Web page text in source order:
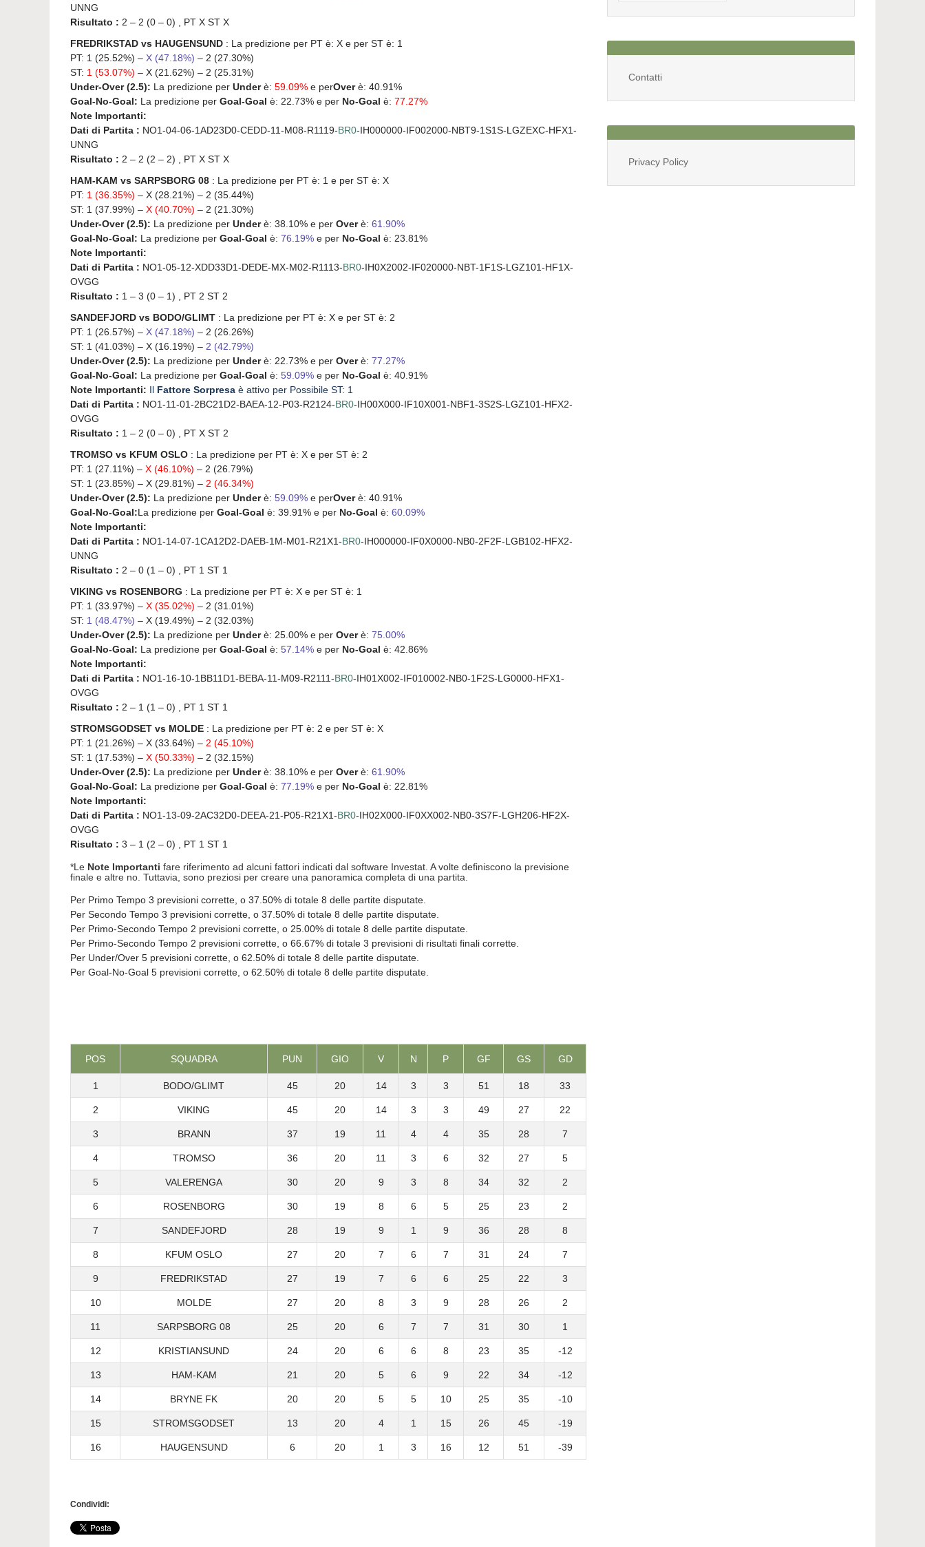
UNNG
Risultato : 2 – 2 (0 – 0) , PT X ST X
FREDRIKSTAD vs HAUGENSUND : La predizione per PT è: X e per ST è: 1
PT: 1 (25.52%) – X (47.18%) – 2 (27.30%)
ST: 1 (53.07%) – X (21.62%) – 2 (25.31%)
Under-Over (2.5): La predizione per Underè: 59.09% e perOverè: 40.91%
Goal-No-Goal: La predizione per Goal-Goal è: 22.73% e per No-Goal è: 77.27%
Note Importanti:
Dati di Partita : NO1-04-06-1AD23D0-CEDD-11-M08-R1119-BR0-IH000000-IF002000-NBT9-1S1S-LGZEXC-HFX1-
UNNG
Risultato : 2 – 2 (2 – 2) , PT X ST X
HAM-KAM vs SARPSBORG 08 : La predizione per PT è: 1 e per ST è: X
PT: 1 (36.35%) – X (28.21%) – 2 (35.44%)
ST: 1 (37.99%) – X (40.70%) – 2 (21.30%)
Under-Over (2.5): La predizione per Underè: 38.10% e per Overè: 61.90%
Goal-No-Goal: La predizione per Goal-Goal è: 76.19% e per No-Goal è: 23.81%
Note Importanti:
Dati di Partita : NO1-05-12-XDD33D1-DEDE-MX-M02-R1113-BR0-IH0X2002-IF020000-NBT-1F1S-LGZ101-HF1X-
OVGG
Risultato : 1 – 3 (0 – 1) , PT 2 ST 2
SANDEFJORD vs BODO/GLIMT : La predizione per PT è: X e per ST è: 2
PT: 1 (26.57%) – X (47.18%) – 2 (26.26%)
ST: 1 (41.03%) – X (16.19%) – 2 (42.79%)
Under-Over (2.5): La predizione per Underè: 22.73% e per Overè: 77.27%
Goal-No-Goal: La predizione per Goal-Goal è: 59.09% e per No-Goal è: 40.91%
Note Importanti: Il Fattore Sorpresa è attivo per Possibile ST: 1
Dati di Partita : NO1-11-01-2BC21D2-BAEA-12-P03-R2124-BR0-IH00X000-IF10X001-NBF1-3S2S-LGZ101-HFX2-
OVGG
Risultato : 1 – 2 (0 – 0) , PT X ST 2
TROMSO vs KFUM OSLO : La predizione per PT è: X e per ST è: 2
PT: 1 (27.11%) – X (46.10%) – 2 (26.79%)
ST: 1 (23.85%) – X (29.81%) – 2 (46.34%)
Under-Over (2.5): La predizione per Underè: 59.09% e perOverè: 40.91%
Goal-No-Goal:La predizione per Goal-Goal è: 39.91% e per No-Goal è: 60.09%
Note Importanti:
Dati di Partita : NO1-14-07-1CA12D2-DAEB-1M-M01-R21X1-BR0-IH000000-IF0X0000-NB0-2F2F-LGB102-HFX2-
UNNG
Risultato : 2 – 0 (1 – 0) , PT 1 ST 1
VIKING vs ROSENBORG : La predizione per PT è: X e per ST è: 1
PT: 1 (33.97%) – X (35.02%) – 2 (31.01%)
ST: 1 (48.47%) – X (19.49%) – 2 (32.03%)
Under-Over (2.5): La predizione per Underè: 25.00% e per Overè: 75.00%
Goal-No-Goal: La predizione per Goal-Goal è: 57.14% e per No-Goal è: 42.86%
Note Importanti:
Dati di Partita : NO1-16-10-1BB11D1-BEBA-11-M09-R2111-BR0-IH01X002-IF010002-NB0-1F2S-LG0000-HFX1-
OVGG
Risultato : 2 – 1 (1 – 0) , PT 1 ST 1
STROMSGODSET vs MOLDE : La predizione per PT è: 2 e per ST è: X
PT: 1 (21.26%) – X (33.64%) – 2 (45.10%)
ST: 1 (17.53%) – X (50.33%) – 2 (32.15%)
Under-Over (2.5): La predizione per Underè: 38.10% e per Overè: 61.90%
Goal-No-Goal: La predizione per Goal-Goal è: 77.19% e per No-Goal è: 22.81%
Note Importanti:
Dati di Partita : NO1-13-09-2AC32D0-DEEA-21-P05-R21X1-BR0-IH02X000-IF0XX002-NB0-3S7F-LGH206-HF2X-
OVGG
Risultato : 3 – 1 (2 – 0) , PT 1 ST 1
*Le Note Importanti fare riferimento ad alcuni fattori indicati dal software Investat. A volte definiscono la previsione
finale e altre no. Tuttavia, sono preziosi per creare una panoramica completa di una partita.
Per Primo Tempo 3 previsioni corrette, o 37.50% di totale 8 delle partite disputate.
Per Secondo Tempo 3 previsioni corrette, o 37.50% di totale 8 delle partite disputate.
Per Primo-Secondo Tempo 2 previsioni corrette, o 25.00% di totale 8 delle partite disputate.
Per Primo-Secondo Tempo 2 previsioni corrette, o 66.67% di totale 3 previsioni di risultati finali corrette.
Per Under/Over 5 previsioni corrette, o 62.50% di totale 8 delle partite disputate.
Per Goal-No-Goal 5 previsioni corrette, o 62.50% di totale 8 delle partite disputate.
POS SQUADRA PUN GIO V N P GF GS GD
1 BODO/GLIMT 45 20 14 3 3 51 18 33
2 VIKING 45 20 14 3 3 49 27 22
3 BRANN 37 19 11 4 4 35 28 7
4 TROMSO 36 20 11 3 6 32 27 5
5 VALERENGA 30 20 9 3 8 34 32 2
6 ROSENBORG 30 19 8 6 5 25 23 2
7 SANDEFJORD 28 19 9 1 9 36 28 8
8 KFUM OSLO 27 20 7 6 7 31 24 7
9 FREDRIKSTAD 27 19 7 6 6 25 22 3
10 MOLDE 27 20 8 3 9 28 26 2
11 SARPSBORG 08 25 20 6 7 7 31 30 1
12 KRISTIANSUND 24 20 6 6 8 23 35 -12
13 HAM-KAM 21 20 5 6 9 22 34 -12
14 BRYNE FK 20 20 5 5 10 25 35 -10
15 STROMSGODSET 13 20 4 1 15 26 45 -19
16 HAUGENSUND 6 20 1 3 16 12 51 -39
Condividi:
Contatti
Privacy Policy